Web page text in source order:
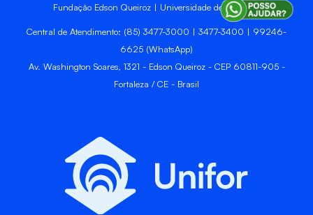
Fundação Edson Queiroz | Universidade de Fortaleza
Central de Atendimento: (85) 3477-3000 | 3477-3400 | 99246-
6625 (WhatsApp)
Av. Washington Soares, 1321 - Edson Queiroz - CEP 60811-905 -
Fortaleza / CE - Brasil